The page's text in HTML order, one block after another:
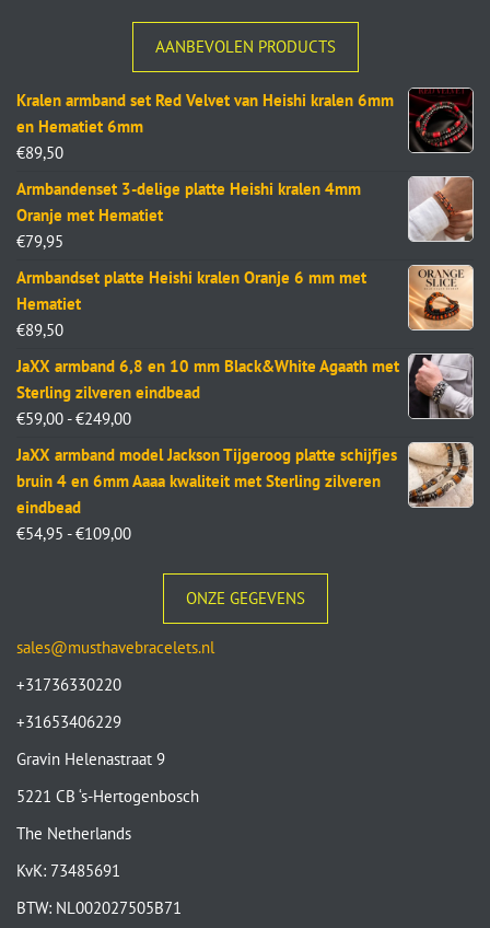
AANBEVOLEN PRODUCTS
Kralen armband set Red Velvet van Heishi kralen 6mm
en Hematiet 6mm
€89,50
Armbandenset 3-delige platte Heishi kralen 4mm
Oranje met Hematiet
€79,95
Armbandset platte Heishi kralen Oranje 6 mm met
Hematiet
€89,50
JaXX armband 6,8 en 10 mm Black&White Agaath met
Sterling zilveren eindbead
€59,00 - €249,00
JaXX armband model Jackson Tijgeroog platte schijfjes
bruin 4 en 6mm Aaaa kwaliteit met Sterling zilveren
eindbead
€54,95 - €109,00
ONZE GEGEVENS
sales@musthavebracelets.nl
+31736330220
+31653406229
Gravin Helenastraat 9
5221 CB ‘s-Hertogenbosch
The Netherlands
KvK: 73485691
BTW: NL002027505B71